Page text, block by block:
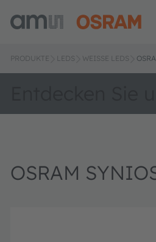
PRODUKTE LEDS WEISSE LEDS
OSRAM